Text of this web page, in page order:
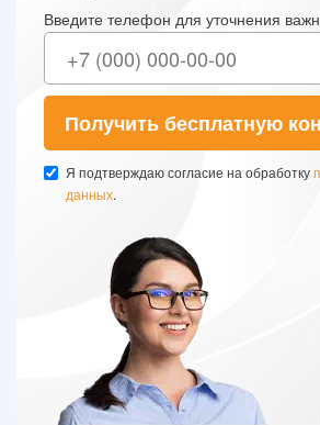
Введите телефон для уточнения
Получить бесплатную
Я подтверждаю согласие на обработку
данных.